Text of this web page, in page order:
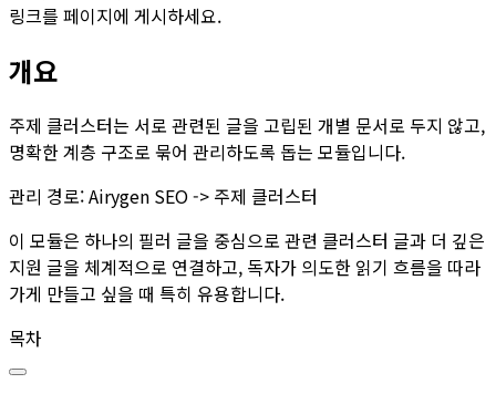
링크를 페이지에 게시하세요.
개요
주제 클러스터는 서로 관련된 글을 고립된 개별 문서로 두지 않고,
명확한 계층 구조로 묶어 관리하도록 돕는 모듈입니다.
관리 경로:Airygen SEO -> 주제 클러스터
이 모듈은 하나의 필러 글을 중심으로 관련 클러스터 글과 더 깊은
지원 글을 체계적으로 연결하고, 독자가 의도한 읽기 흐름을 따라
가게 만들고 싶을 때 특히 유용합니다.
목차